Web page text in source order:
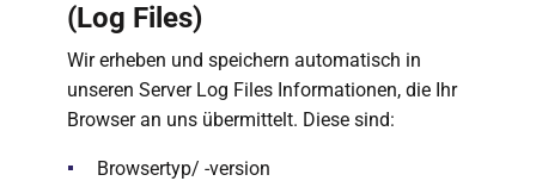
(Log Files)
Wir erheben und speichern automatisch in
unseren Server Log Files Informationen, die Ihr
Browser an uns übermittelt. Diese sind:
Browsertyp/ -version